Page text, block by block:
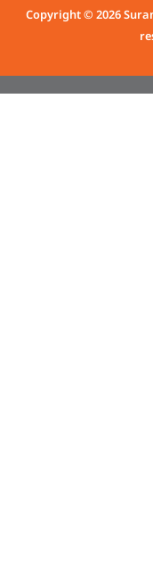
Copyright © 2026